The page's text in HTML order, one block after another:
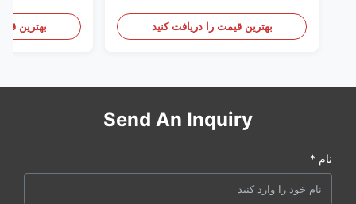
بهترین قیمت را دریافت کنید بهترین
Send An Inquiry
نام *